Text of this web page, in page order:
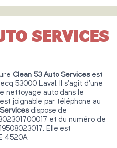
SERVICES
Clean 53 Auto Servicesest
53000 Laval. Il s'agit d'une
nettoyage auto dans le
joignable par téléphone au
dispose de
et du numéro de
Elle est
4520A.